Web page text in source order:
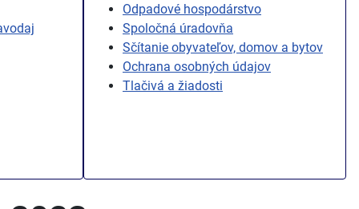
Odpadové hospodárstvo
Spoločná úradovňa
Sčítanie obyvateľov, domov a bytov
Ochrana osobných údajov
Tlačivá a žiadosti